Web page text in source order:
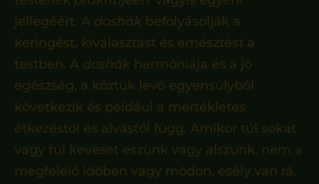
jellegéért. A doshák befolyásolják a
keringést, kiválasztást és emésztést a
testben. A doshák harmóniája és a jó
egészség, a köztük levő egyensúlyból
következik és például a mértékletes
étkezéstől és alvástól függ. Amikor túl sokat
vagy túl keveset eszünk vagy alszunk, nem a
megfelelő időben vagy módon, esély van rá,